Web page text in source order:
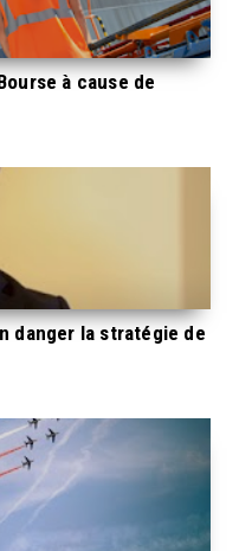
à cause de
danger la stratégie de